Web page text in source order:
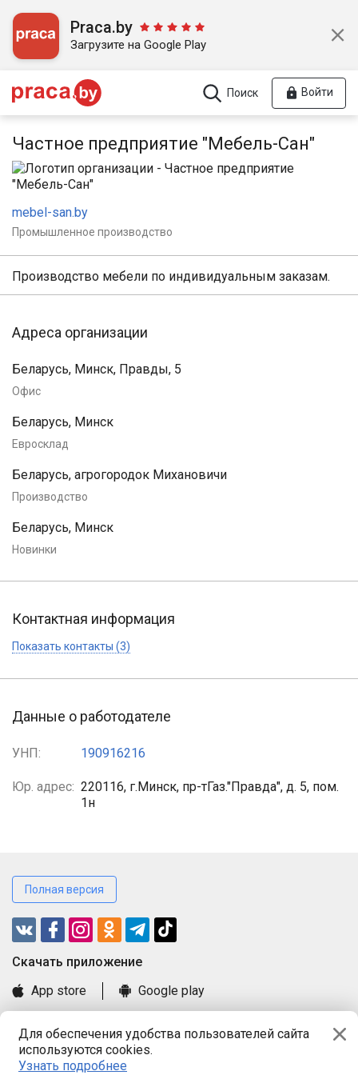
Для обеспечения удобства пользователей сайта
используются cookies.
Узнать подробнее
Praca.by
Загрузите на Google Play
Поиск Войти
Частное предприятие "Мебель-Сан"
mebel-san.by
Промышленное производство
Производство мебели по индивидуальным заказам.
Адреса организации
Беларусь, Минск, Правды, 5
Офис
Беларусь, Минск
Евросклад
Беларусь, агрогородок Михановичи
Производство
Беларусь, Минск
Новинки
Контактная информация
Показать контакты (3)
Данные о работодателе
УНП: 190916216
Юр. адрес: 220116, г.Минск, пр-тГаз."Правда", д. 5, пом.
1н
Полная версия
Cкачать приложение
App store
Google play
Книга замечаний и предложений
Правила и документы